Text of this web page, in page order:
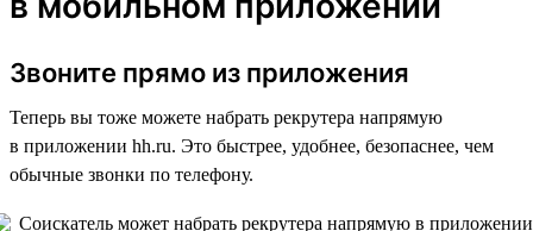
Звоните прямо из приложения
Теперь вы тоже можете набрать рекрутера напрямую
в приложении hh.ru. Это быстрее, удобнее, безопаснее, чем
обычные звонки по телефону.